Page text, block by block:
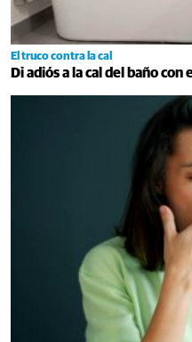
El truco contra la cal
Di adiós a la cal del baño